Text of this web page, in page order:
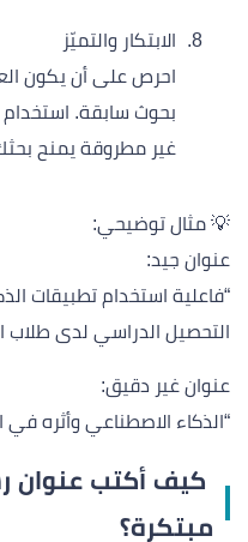
الابتكار والتميّز
احرص على أن يكون
بحوث سابقة. استخدام
غير مطروقة يمنح
💡 مثال توضيحي:
عنوان جيد:
“فاعلية استخدام تطبيقات
التحصيل الدراسي لدى طلاب
عنوان غير دقيق:
“الذكاء الاصطناعي وأثره
كيف أكتب عنوان
مبتكرة؟